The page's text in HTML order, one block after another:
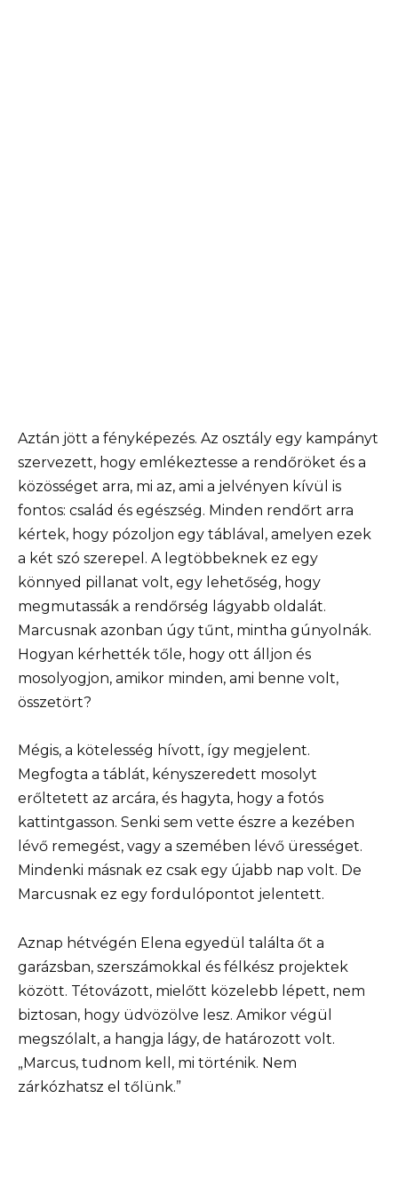
Aztán jött a fényképezés. Az osztály egy kampányt
szervezett, hogy emlékeztesse a rendőröket és a
közösséget arra, mi az, ami a jelvényen kívül is
fontos: család és egészség. Minden rendőrt arra
kértek, hogy pózoljon egy táblával, amelyen ezek
a két szó szerepel. A legtöbbeknek ez egy
könnyed pillanat volt, egy lehetőség, hogy
megmutassák a rendőrség lágyabb oldalát.
Marcusnak azonban úgy tűnt, mintha gúnyolnák.
Hogyan kérhették tőle, hogy ott álljon és
mosolyogjon, amikor minden, ami benne volt,
összetört?
Mégis, a kötelesség hívott, így megjelent.
Megfogta a táblát, kényszeredett mosolyt
erőltetett az arcára, és hagyta, hogy a fotós
kattintgasson. Senki sem vette észre a kezében
lévő remegést, vagy a szemében lévő ürességet.
Mindenki másnak ez csak egy újabb nap volt. De
Marcusnak ez egy fordulópontot jelentett.
Aznap hétvégén Elena egyedül találta őt a
garázsban, szerszámokkal és félkész projektek
között. Tétovázott, mielőtt közelebb lépett, nem
biztosan, hogy üdvözölve lesz. Amikor végül
megszólalt, a hangja lágy, de határozott volt.
„Marcus, tudnom kell, mi történik. Nem
zárkózhatsz el tőlünk.”